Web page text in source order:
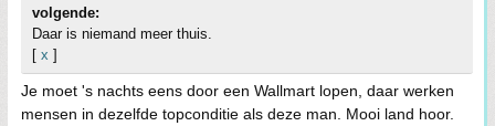
volgende:
Daar is niemand meer thuis.
[ x ]
Je moet 's nachts eens door een Wallmart lopen, daar werken
mensen in dezelfde topconditie als deze man. Mooi land hoor.